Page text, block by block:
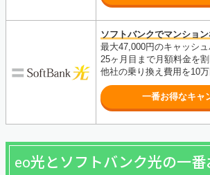
ソフトバンクでマンショ
最大47,000円のキャッシュ
25ヶ月目まで月額料金を割
他社の乗り換え費用を10
一番お得なキャ
eo光とソフトバンク光の一